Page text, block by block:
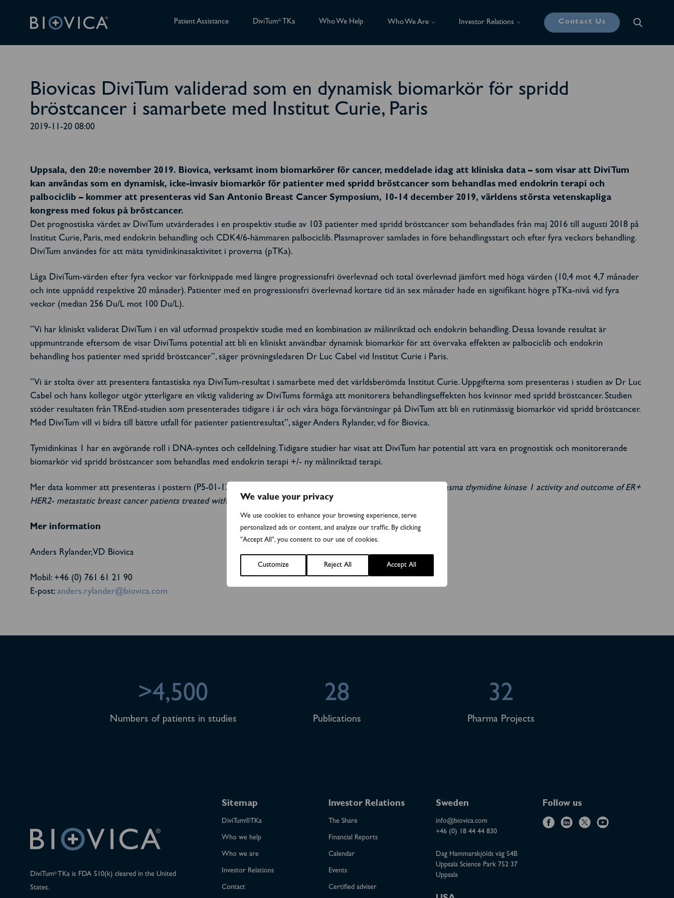
We value your privacy
We use cookies to enhance your browsing experience, serve
personalized ads or content, and analyze our traffic. By clicking
"Accept All", you consent to our use of cookies.
Customize Reject All Accept All
Patient Assistance DiviTum® TKa Who We Help Who We Are Investor Relations Contact Us
Biovicas DiviTum validerad som en dynamisk biomarkör för spridd
bröstcancer i samarbete med Institut Curie, Paris
2019-11-20 08:00
Uppsala, den 20:e november 2019. Biovica, verksamt inom biomarkörer för cancer, meddelade idag att kliniska data – som visar att DiviTum
kan användas som en dynamisk, icke-invasiv biomarkör för patienter med spridd bröstcancer som behandlas med endokrin terapi och
palbociclib – kommer att presenteras vid San Antonio Breast Cancer Symposium, 10-14 december 2019, världens största vetenskapliga
kongress med fokus på bröstcancer.
Det prognostiska värdet av DiviTum utvärderades i en prospektiv studie av 103 patienter med spridd bröstcancer som behandlades från maj 2016 till augusti 2018 på
Institut Curie, Paris, med endokrin behandling och CDK4/6-hämmaren palbociclib. Plasmaprover samlades in före behandlingsstart och efter fyra veckors behandling.
DiviTum användes för att mäta tymidinkinasaktivitet i proverna (pTKa).
Låga DiviTum-värden efter fyra veckor var förknippade med längre progressionsfri överlevnad och total överlevnad jämfört med höga värden (10,4 mot 4,7 månader
och inte uppnådd respektive 20 månader). Patienter med en progressionsfri överlevnad kortare tid än sex månader hade en signifikant högre pTKa-nivå vid fyra
veckor (median 256 Du/L mot 100 Du/L).
”Vi har kliniskt validerat DiviTum i en väl utformad prospektiv studie med en kombination av målinriktad och endokrin behandling. Dessa lovande resultat är
uppmuntrande eftersom de visar DiviTums potential att bli en kliniskt användbar dynamisk biomarkör för att övervaka effekten av palbociclib och endokrin
behandling hos patienter med spridd bröstcancer”, säger prövningsledaren Dr Luc Cabel vid Institut Curie i Paris.
”Vi är stolta över att presentera fantastiska nya DiviTum-resultat i samarbete med det världsberömda Institut Curie. Uppgifterna som presenteras i studien av Dr Luc
Cabel och hans kollegor utgör ytterligare en viktig validering av DiviTums förmåga att monitorera behandlingseffekten hos kvinnor med spridd bröstcancer. Studien
stöder resultaten från TREnd-studien som presenterades tidigare i år och våra höga förväntningar på DiviTum att bli en rutinmässig biomarkör vid spridd bröstcancer.
Med DiviTum vill vi bidra till bättre utfall för patienter patientresultat”, säger Anders Rylander, vd för Biovica.
Tymidinkinas 1 har en avgörande roll i DNA-syntes och celldelning. Tidigare studier har visat att DiviTum har potential att vara en prognostisk och monitorerande
biomarkör vid spridd bröstcancer som behandlas med endokrin terapi +/- ny målinriktad terapi.
Mer data kommer att presenteras i postern (P5-01-12) vid San Antonio Breast Cancer Symposium med titeln “
Plasma thymidine kinase 1 activity and outcome of ER+
HER2- metastatic breast cancer patients treated with palbociclib and endocrine therapy”.
Mer information
Anders Rylander, VD Biovica
Mobil: +46 (0) 761 61 21 90
E-post: anders.rylander@biovica.com
>4,500
Numbers of patients in studies
28
Publications
32
Pharma Projects
DiviTum®TKa is FDA 510(k) cleared in the United
States.
Sitemap
DiviTum®TKa
Who we help
Who we are
Investor Relations
Contact
Investor Relations
The Share
Financial Reports
Calendar
Events
Certified adviser
Sweden
info@biovica.com
+46 (0) 18 44 44 830
Dag Hammarskjölds väg 54B
Uppsala Science Park 752 37
Uppsala
Follow us
f
l
x
y